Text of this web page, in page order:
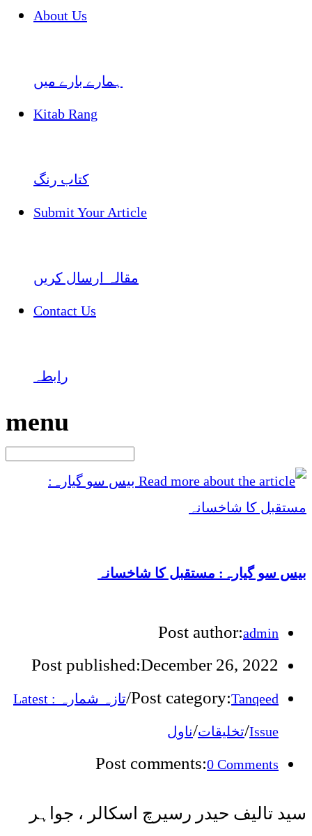
About Us
ہمارے بارے میں
Kitab Rang
کتاب رنگ
Submit Your Article
مقالہ ارسال کریں
Contact Us
رابطہ
menu
بیس سو گیارہ: مستقبل کا شاخسانہ
Post author:admin
Post published:December 26, 2022
Post category:Tanqeed
/ تازہ شمارہ : Latest
Issue
/تخلیقات/ناول
Post comments:0 Comments
سید تالیف حیدر رسیرچ اسکالر ، جواہر